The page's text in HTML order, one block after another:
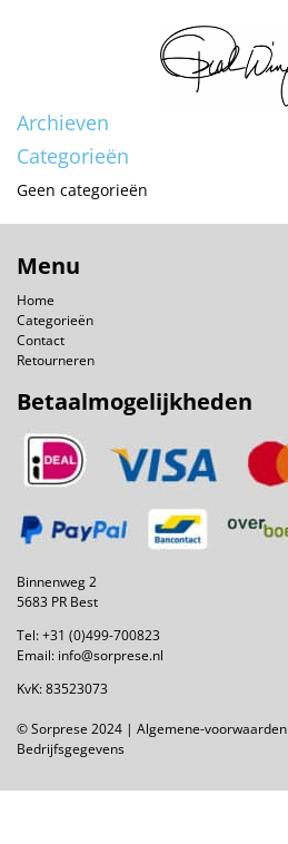
Archieven
Categorieën
Geen categorieën
Menu
Home
Categorieën
Contact
Retourneren
Betaalmogelijkheden
Binnenweg 2
5683 PR Best
Tel:+31 (0)499-700823
Email: info@sorprese.nl
KvK: 83523073
© Sorprese 2024 | Algemene-voorwaarden
Bedrijfsgegevens